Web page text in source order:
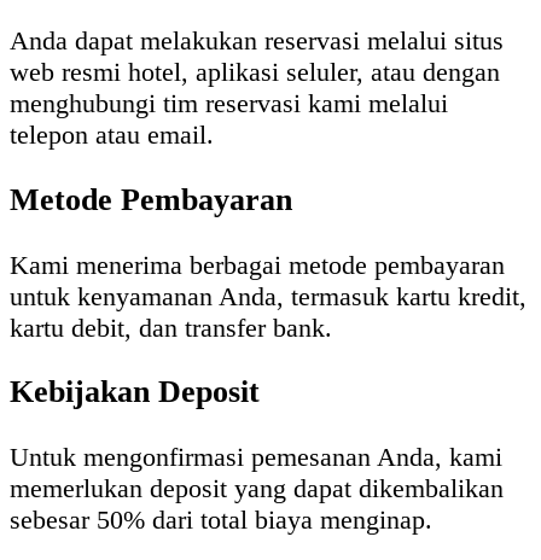
Anda dapat melakukan reservasi melalui situs
web resmi hotel, aplikasi seluler, atau dengan
menghubungi tim reservasi kami melalui
telepon atau email.
Metode Pembayaran
Kami menerima berbagai metode pembayaran
untuk kenyamanan Anda, termasuk kartu kredit,
kartu debit, dan transfer bank.
Kebijakan Deposit
Untuk mengonfirmasi pemesanan Anda, kami
memerlukan deposit yang dapat dikembalikan
sebesar 50% dari total biaya menginap.